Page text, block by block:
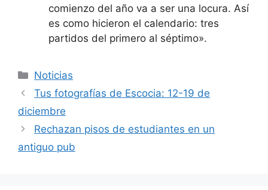
comienzo del año va a ser una locura. Así
es como hicieron el calendario: tres
partidos del primero al séptimo».
Categorías
Noticias
Tus fotografías de Escocia: 12-19 de
diciembre
Rechazan pisos de estudiantes en un
antiguo pub